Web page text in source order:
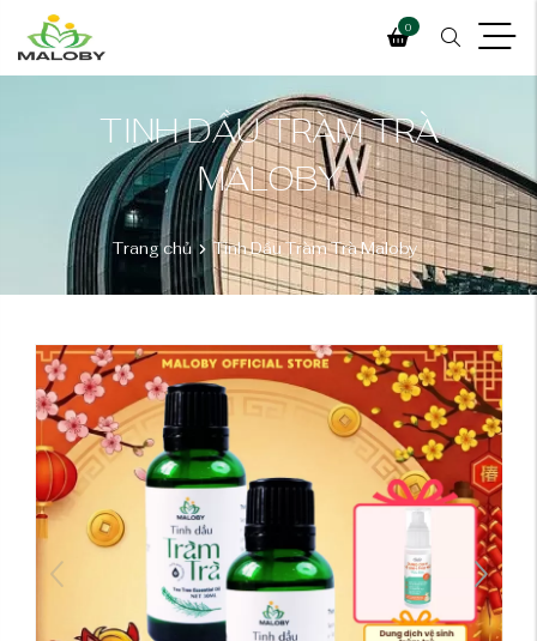
0
TINH DẦU TRÀM TRÀ
MALOBY
Trang chủ Tinh Dầu Tràm Trà Maloby